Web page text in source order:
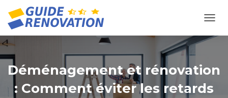
Déménagement et rénovation
: Comment éviter les retards